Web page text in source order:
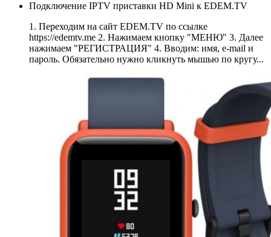
Подключение IPTV приставки HD Mini к EDEM.TV
1. Переходим на сайт EDEM.TV по ссылке
https://edemtv.me 2. Нажимаем кнопку "МЕНЮ" 3. Далее
нажимаем "РЕГИСТРАЦИЯ" 4. Вводим: имя, e-mail и
пароль. Обязательно нужно кликнуть мышью по кругу...